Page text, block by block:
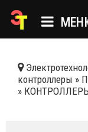
КАТАЛОГ
контроллеры »
»